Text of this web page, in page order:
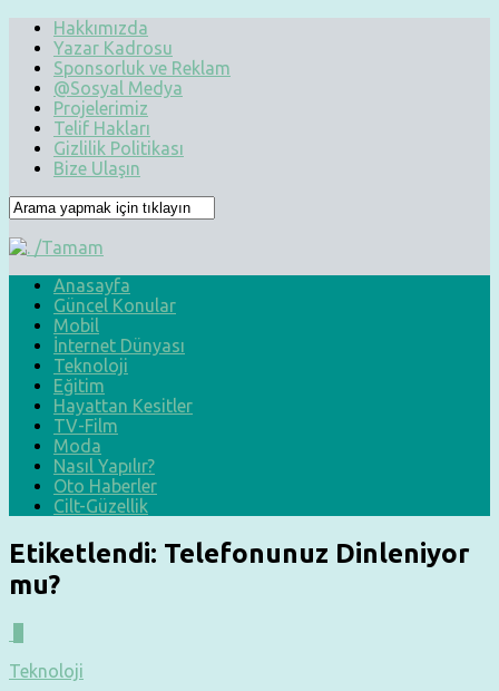
Hakkımızda
Yazar Kadrosu
Sponsorluk ve Reklam
@Sosyal Medya
Projelerimiz
Telif Hakları
Gizlilik Politikası
Bize Ulaşın
Anasayfa
Güncel Konular
Mobil
İnternet Dünyası
Teknoloji
Eğitim
Hayattan Kesitler
TV-Film
Moda
Nasıl Yapılır?
Oto Haberler
Cilt-Güzellik
Etiketlendi: Telefonunuz Dinleniyor
mu?
Teknoloji